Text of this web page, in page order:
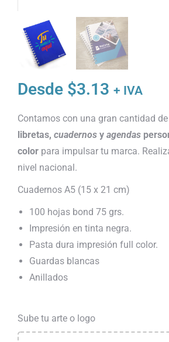
Desde $3.13 + IVA
Contamos con una gran cantidad de
libretas, cuadernos y agendas
color para impulsar tu marca.
nivel nacional.
Cuadernos A5 (15 x 21 cm)
100 hojas bond 75 grs.
Impresión en tinta negra.
Pasta dura impresión full color.
Guardas blancas
Anillados
Sube tu arte o logo